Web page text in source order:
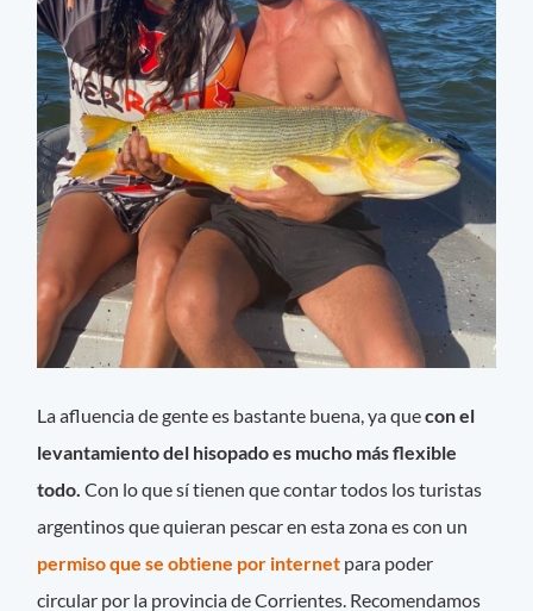
La afluencia de gente es bastante buena, ya quecon el
levantamiento del hisopado es mucho más flexible
todo. Con lo que sí tienen que contar todos los turistas
argentinos que quieran pescar en esta zona es con un
permiso que se obtiene por internet para poder
circular por la provincia de Corrientes. Recomendamos